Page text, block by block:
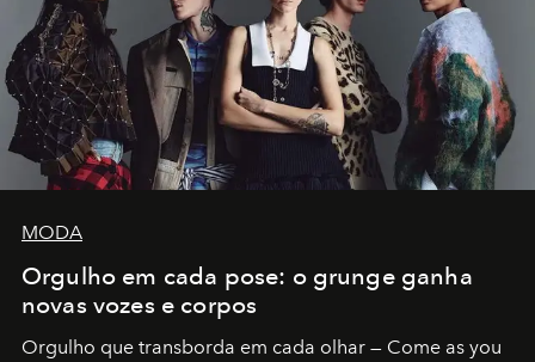
MODA
Orgulho em cada pose: o grunge ganha
novas vozes e corpos
Orgulho que transborda em cada olhar — Come as you